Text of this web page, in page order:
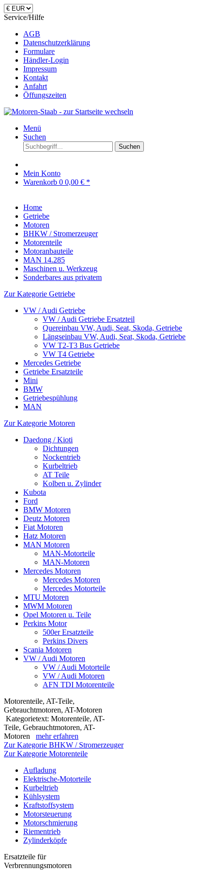
Service/Hilfe
AGB
Datenschutzerklärung
Formulare
Händler-Login
Impressum
Kontakt
Anfahrt
Öffungszeiten
Menü
Suchen
Suchen
Mein Konto
Warenkorb 0 0,00 € *
Home
Getriebe
Motoren
BHKW / Stromerzeuger
Motorenteile
Motoranbauteile
MAN 14.285
Maschinen u. Werkzeug
Sonderbares aus privatem
Zur Kategorie Getriebe
VW / Audi Getriebe
VW / Audi Getriebe Ersatzteil
Quereinbau VW, Audi, Seat, Skoda, Getriebe
Längseinbau VW, Audi, Seat, Skoda, Getriebe
VW T2-T3 Bus Getriebe
VW T4 Getriebe
Mercedes Getriebe
Getriebe Ersatzteile
Mini
BMW
Getriebespühlung
MAN
Zur Kategorie Motoren
Daedong / Kioti
Dichtungen
Nockentrieb
Kurbeltrieb
AT Teile
Kolben u. Zylinder
Kubota
Ford
BMW Motoren
Deutz Motoren
Fiat Motoren
Hatz Motoren
MAN Motoren
MAN-Motorteile
MAN-Motoren
Mercedes Motoren
Mercedes Motoren
Mercedes Motorteile
MTU Motoren
MWM Motoren
Opel Motoren u. Teile
Perkins Motor
500er Ersatzteile
Perkins Divers
Scania Motoren
VW / Audi Motoren
VW / Audi Motorteile
VW / Audi Motoren
AFN TDI Motorenteile
Motorenteile, AT-Teile,
Gebrauchtmotoren, AT-Motoren
Kategorietext: Motorenteile, AT-
Teile, Gebrauchtmotoren, AT-
Motoren mehr erfahren
Zur Kategorie BHKW / Stromerzeuger
Zur Kategorie Motorenteile
Aufladung
Elektrische-Motorteile
Kurbeltrieb
Kühlsystem
Kraftstoffsystem
Motorsteuerung
Motorschmierung
Riementrieb
Zylinderköpfe
Ersatzteile für
Verbrennungsmotoren